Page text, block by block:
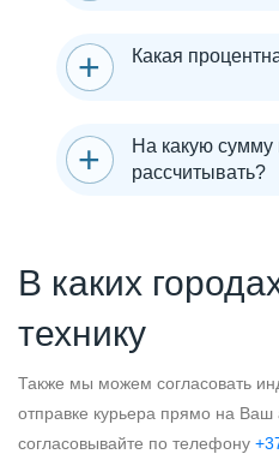
Какая
На какую сумму
рассчитывать?
В каких
технику
Также мы можем согласовать
отправке курьера прямо на Ваш
согласовывайте по телефону